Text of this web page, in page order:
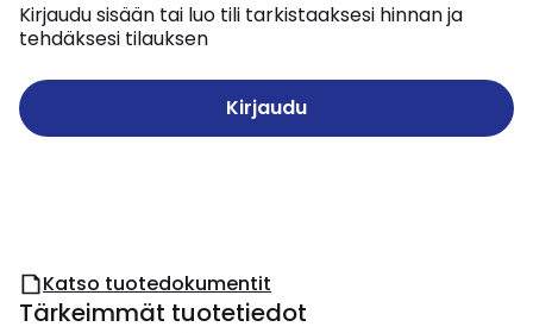
Kirjaudu sisään tai luo tili tarkistaaksesi hinnan ja
tehdäksesi tilauksen
Kirjaudu
Katso tuotedokumentit
Tärkeimmät tuotetiedot